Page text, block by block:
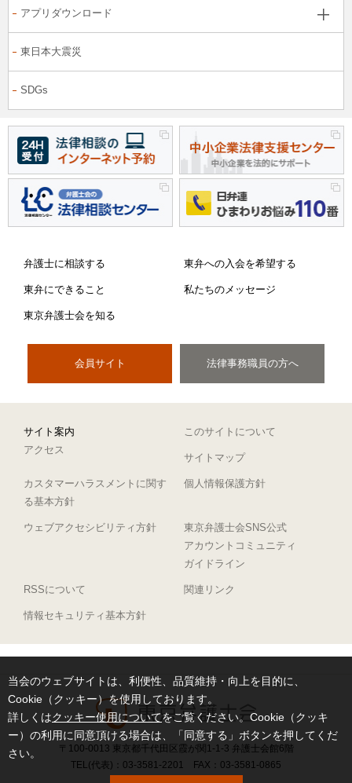
アプリダウンロード
東日本大震災
SDGs
当会のウェブサイトは、利便性、品質維持・向上を目的に、
Cookie（クッキー）を使用しております。
詳しくはクッキー使用についてをご覧ください。Cookie（クッキ
ー）の利用に同意頂ける場合は、「同意する」ボタンを押してくだ
さい。
弁護士に相談する 東弁への入会を希望する
東弁にできること 私たちのメッセージ
東京弁護士会を知る
会員サイト 法律事務職員の方へ
サイト案内
このサイトについて
アクセス
サイトマップ
カスタマーハラスメントに関す
る基本方針
個人情報保護方針
ウェブアクセシビリティ方針
東京弁護士会SNS公式
アカウントコミュニティ
ガイドライン
RSSについて 関連リンク
情報セキュリティ基本方針
〒100-0013 東京都千代田区霞が関1-1-3 弁護士会館6階
TEL(代表)：03-3581-2201 FAX：03-3581-0865